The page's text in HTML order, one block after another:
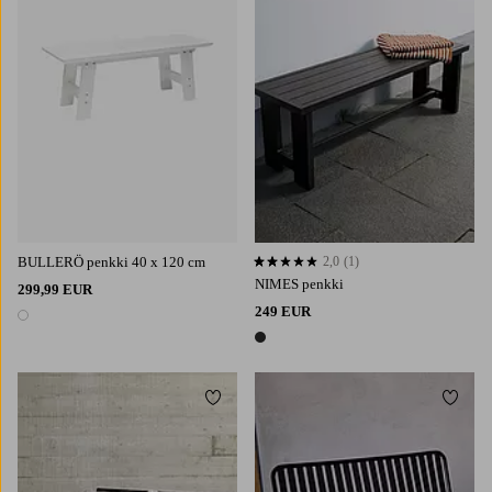
BULLERÖ penkki 40 x 120 cm
299,99 EUR
1 väri
NIMES penkki
249 EUR
1 väri
2,0 perustuen 1 arvosanaan
2,0 (1)
Lisää suosikkeihin Lisää